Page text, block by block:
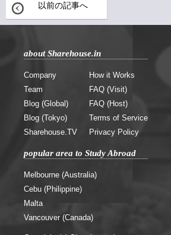
以前の記事へ
about Sharehouse.in
Company
Team
Blog (Global)
Blog (Tokyo)
Sharehouse.TV
How it Works
FAQ (Visit)
FAQ (Host)
Terms of Service
Privacy Policy
popular area to Study Abroad
Melbourne (Australia)
Cebu (Philippine)
Malta
Vancouver (Canada)